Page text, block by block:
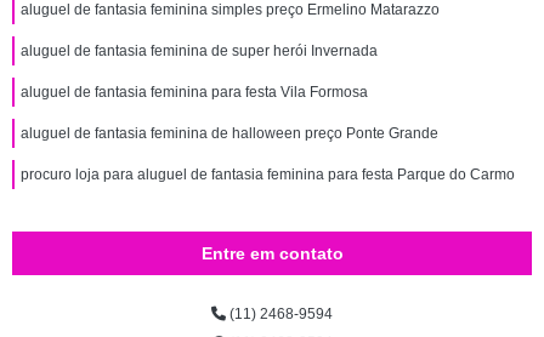
aluguel de fantasia feminina simples preço Ermelino Matarazzo
aluguel de fantasia feminina de super herói Invernada
aluguel de fantasia feminina para festa Vila Formosa
aluguel de fantasia feminina de halloween preço Ponte Grande
procuro loja para aluguel de fantasia feminina para festa Parque do Carmo
Entre em contato
(11) 2468-9594